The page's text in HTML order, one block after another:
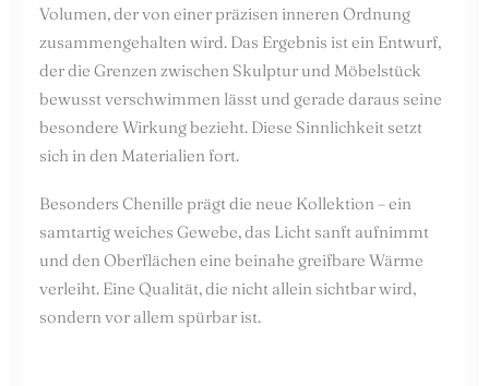
Volumen, der von einer präzisen inneren Ordnung
zusammengehalten wird. Das Ergebnis ist ein Entwurf,
der die Grenzen zwischen Skulptur und Möbelstück
bewusst verschwimmen lässt und gerade daraus seine
besondere Wirkung bezieht. Diese Sinnlichkeit setzt
sich in den Materialien fort.
Besonders Chenille prägt die neue Kollektion – ein
samtartig weiches Gewebe, das Licht sanft aufnimmt
und den Oberflächen eine beinahe greifbare Wärme
verleiht. Eine Qualität, die nicht allein sichtbar wird,
sondern vor allem spürbar ist.